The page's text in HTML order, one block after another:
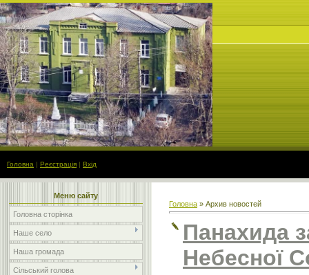
Головна | Реєстрація | Вхід
Меню сайту
Головна сторінка
Наше село
Наша громада
Сільський голова
Головна » Архив новостей
Панахида
Небесної